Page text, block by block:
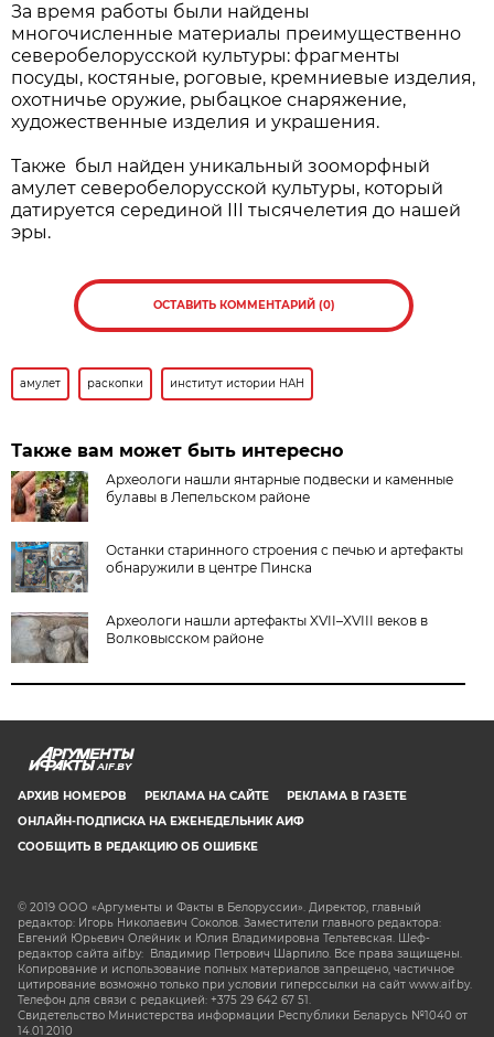
За время работы были найдены
многочисленные материалы преимущественно
северобелорусской культуры: фрагменты
посуды, костяные, роговые, кремниевые изделия,
охотничье оружие, рыбацкое снаряжение,
художественные изделия и украшения.
Также был найден уникальный зооморфный
амулет северобелорусской культуры, который
датируется серединой III тысячелетия до нашей
эры.
ОСТАВИТЬ КОММЕНТАРИЙ (0)
амулет раскопки институт истории НАН
Также вам может быть интересно
Археологи нашли янтарные подвески и каменные
булавы в Лепельском районе
Останки старинного строения с печью и артефакты
обнаружили в центре Пинска
Археологи нашли артефакты XVII–XVIII веков в
Волковысском районе
AIF.BY
АРХИВ НОМЕРОВ РЕКЛАМА НА САЙТЕ
РЕКЛАМА В ГАЗЕТЕ
ОНЛАЙН-ПОДПИСКА НА ЕЖЕНЕДЕЛЬНИК АИФ
СООБЩИТЬ В РЕДАКЦИЮ ОБ ОШИБКЕ
© 2019 ООО «Аргументы и Факты в Белоруссии». Директор, главный
редактор: Игорь Николаевич Соколов. Заместители главного редактора:
Евгений Юрьевич Олейник и Юлия Владимировна Тельтевская. Шеф-
редактор сайта aif.by: Владимир Петрович Шарпило. Все права защищены.
Копирование и использование полных материалов запрещено, частичное
цитирование возможно только при условии гиперссылки на сайт www.aif.by.
Телефон для связи с редакцией: +375 29 642 67 51.
Свидетельство Министерства информации Республики Беларусь №1040 от
14.01.2010